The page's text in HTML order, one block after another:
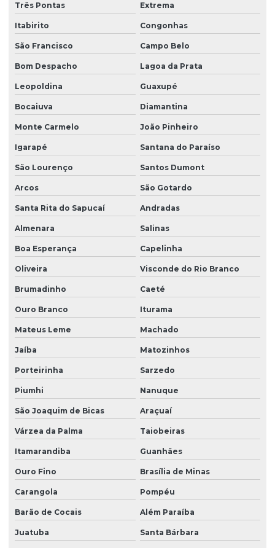
Três Pontas Extrema
Itabirito Congonhas
São Francisco Campo Belo
Bom Despacho Lagoa da Prata
Leopoldina Guaxupé
Bocaiuva Diamantina
Monte Carmelo João Pinheiro
Igarapé Santana do Paraíso
São Lourenço Santos Dumont
Arcos São Gotardo
Santa Rita do Sapucaí Andradas
Almenara Salinas
Boa Esperança Capelinha
Oliveira Visconde do Rio Branco
Brumadinho Caeté
Ouro Branco Iturama
Mateus Leme Machado
Jaíba Matozinhos
Porteirinha Sarzedo
Piumhi Nanuque
São Joaquim de Bicas Araçuaí
Várzea da Palma Taiobeiras
Itamarandiba Guanhães
Ouro Fino Brasília de Minas
Carangola Pompéu
Barão de Cocais Além Paraíba
Juatuba Santa Bárbara